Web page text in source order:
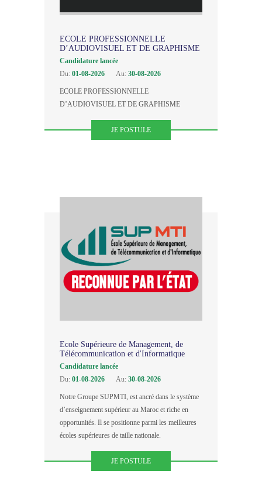
ECOLE PROFESSIONNELLE
D’AUDIOVISUEL ET DE GRAPHISME
Candidature lancée
Du: 01-08-2026 Au: 30-08-2026
ECOLE PROFESSIONNELLE
D’AUDIOVISUEL ET DE GRAPHISME
JE POSTULE
Ecole Supérieure de Management, de
Télécommunication et d'Informatique
Candidature lancée
Du: 01-08-2026 Au: 30-08-2026
Notre Groupe SUPMTI, est ancré dans le système
d’enseignement supérieur au Maroc et riche en
opportunités. Il se positionne parmi les meilleures
écoles supérieures de taille nationale.
JE POSTULE